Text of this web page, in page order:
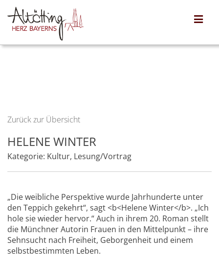
Zurück zur Übersicht
HELENE WINTER
Kategorie: Kultur, Lesung/Vortrag
„Die weibliche Perspektive wurde Jahrhunderte unter
den Teppich gekehrt“, sagt <b<Helene Winter</b>. „Ich
hole sie wieder hervor.“ Auch in ihrem 20. Roman stellt
die Münchner Autorin Frauen in den Mittelpunkt – ihre
Sehnsucht nach Freiheit, Geborgenheit und einem
selbstbestimmten Leben.